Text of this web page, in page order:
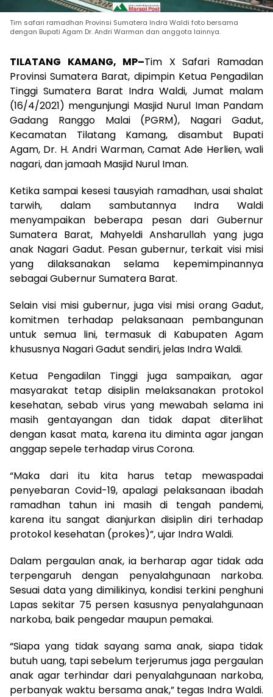
Tim safari ramadhan Provinsi Sumatera Indra Waldi foto bersama
dengan Bupati Agam Dr. Andri Warman dan anggota lainnya.
TILATANG KAMANG, MP–Tim X Safari Ramadan
Provinsi Sumatera Barat, dipimpin Ketua Pengadilan
Tinggi Sumatera Barat Indra Waldi, Jumat malam
(16/4/2021) mengunjungi Masjid Nurul Iman Pandam
Gadang Ranggo Malai (PGRM), Nagari Gadut,
Kecamatan Tilatang Kamang, disambut Bupati
Agam, Dr. H. Andri Warman, Camat Ade Herlien, wali
nagari, dan jamaah Masjid Nurul Iman.
Ketika sampai kesesi tausyiah ramadhan, usai shalat
tarwih, dalam sambutannya Indra Waldi
menyampaikan beberapa pesan dari Gubernur
Sumatera Barat, Mahyeldi Ansharullah yang juga
anak Nagari Gadut. Pesan gubernur, terkait visi misi
yang dilaksanakan selama kepemimpinannya
sebagai Gubernur Sumatera Barat.
Selain visi misi gubernur, juga visi misi orang Gadut,
komitmen terhadap pelaksanaan pembangunan
untuk semua lini, termasuk di Kabupaten Agam
khususnya Nagari Gadut sendiri, jelas Indra Waldi.
Ketua Pengadilan Tinggi juga sampaikan, agar
masyarakat tetap disiplin melaksanakan protokol
kesehatan, sebab virus yang mewabah selama ini
masih gentayangan dan tidak dapat diterlihat
dengan kasat mata, karena itu diminta agar jangan
anggap sepele terhadap virus Corona.
“Maka dari itu kita harus tetap mewaspadai
penyebaran Covid-19, apalagi pelaksanaan ibadah
ramadhan tahun ini masih di tengah pandemi,
karena itu sangat dianjurkan disiplin diri terhadap
protokol kesehatan (prokes)”, ujar Indra Waldi.
Dalam pergaulan anak, ia berharap agar tidak ada
terpengaruh dengan penyalahgunaan narkoba.
Sesuai data yang dimilikinya, kondisi terkini penghuni
Lapas sekitar 75 persen kasusnya penyalahgunaan
narkoba, baik pengedar maupun pemakai.
“Siapa yang tidak sayang sama anak, siapa tidak
butuh uang, tapi sebelum terjerumus jaga pergaulan
anak agar terhindar dari penyalahgunaan narkoba,
perbanyak waktu bersama anak,” tegas Indra Waldi.